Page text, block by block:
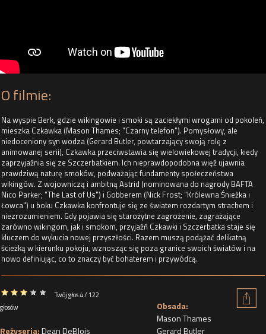
O filmie:
Na wyspie Berk, gdzie wikingowie i smoki są zaciekłymi wrogami od pokoleń,
mieszka Czkawka (Mason Thames; "Czarny telefon"). Pomysłowy, ale
niedoceniony syn wodza (Gerard Butler, powtarzający swoją rolę z
animowanej serii), Czkawka przeciwstawia się wielowiekowej tradycji, kiedy
zaprzyjaźnia się ze Szczerbatkiem. Ich nieprawdopodobna więź ujawnia
prawdziwą naturę smoków, podważając fundamenty społeczeństwa
wikingów. Z wojowniczą i ambitną Astrid (nominowana do nagrody BAFTA
Nico Parker; "The Last of Us") i Gobberem (Nick Frost; "Królewna Śnieżka i
Łowca") u boku Czkawka konfrontuje się ze światem rozdartym strachem i
niezrozumieniem. Gdy pojawia się starożytne zagrożenie, zagrażające
zarówno wikingom, jak i smokom, przyjaźń Czkawki i Szczerbatka staje się
kluczem do wykucia nowej przyszłości. Razem muszą podążać delikatną
ścieżką w kierunku pokoju, wznosząc się poza granice swoich światów i na
nowo definiując, co to znaczy być bohaterem i przywódcą.
Twój głos 4 / 122
głosów
Reżyseria:Dean DeBlois
Obsada:
Mason Thames
Gerard Butler